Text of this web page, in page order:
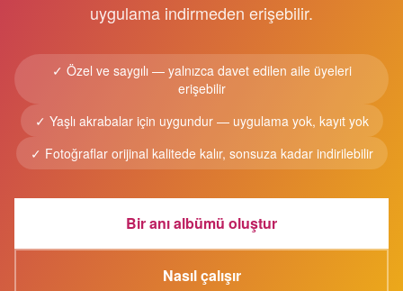
uygulama indirmeden erişebilir.
✓ Özel ve saygılı — yalnızca davet edilen aile üyeleri
erişebilir
✓ Yaşlı akrabalar için uygundur — uygulama yok, kayıt yok
✓ Fotoğraflar orijinal kalitede kalır, sonsuza kadar indirilebilir
Bir anı albümü oluştur
Nasıl çalışır